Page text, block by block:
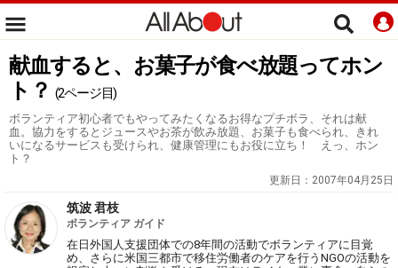
献血すると、お菓子が食べ放題ってホン
ト？ (2ページ目)
ボランティア初心者でもやってみたくなるお得なプチボラ、それは献
血。協力をするとジュースやお茶が飲み放題、お菓子も食べられ、きれ
いになるサービスも受けられ、健康管理にもお役に立ち！ えっ、ホン
ト？
更新日： 2007年04月25日
筑波 君枝
ボランティア ガイド
在日外国人支援団体での8年間の活動でボランティアに目覚
め、さらに米国三都市で移住労働者のケアを行うNGOの活動を